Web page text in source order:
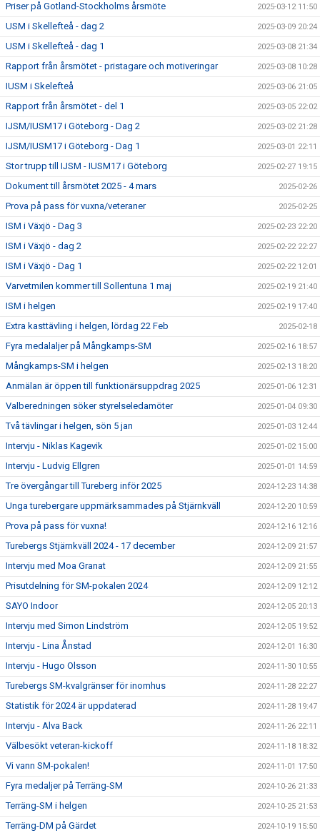
Priser på Gotland-Stockholms årsmöte 2025-03-12 11:50
USM i Skellefteå - dag 2 2025-03-09 20:24
USM i Skellefteå - dag 1 2025-03-08 21:34
Rapport från årsmötet - pristagare och motiveringar 2025-03-08 10:28
IUSM i Skelefteå 2025-03-06 21:05
Rapport från årsmötet - del 1 2025-03-05 22:02
IJSM/IUSM17 i Göteborg - Dag 2 2025-03-02 21:28
IJSM/IUSM17 i Göteborg - Dag 1 2025-03-01 22:11
Stor trupp till IJSM - IUSM17 i Göteborg 2025-02-27 19:15
Dokument till årsmötet 2025 - 4 mars 2025-02-26
Prova på pass för vuxna/veteraner 2025-02-25
ISM i Växjö - Dag 3 2025-02-23 22:20
ISM i Växjö - dag 2 2025-02-22 22:27
ISM i Växjö - Dag 1 2025-02-22 12:01
Varvetmilen kommer till Sollentuna 1 maj 2025-02-19 21:40
ISM i helgen 2025-02-19 17:40
Extra kasttävling i helgen, lördag 22 Feb 2025-02-18
Fyra medalaljer på Mångkamps-SM 2025-02-16 18:57
Mångkamps-SM i helgen 2025-02-13 18:20
Anmälan är öppen till funktionärsuppdrag 2025 2025-01-06 12:31
Valberedningen söker styrelseledamöter 2025-01-04 09:30
Två tävlingar i helgen, sön 5 jan 2025-01-03 12:44
Intervju - Niklas Kagevik 2025-01-02 15:00
Intervju - Ludvig Ellgren 2025-01-01 14:59
Tre övergångar till Tureberg inför 2025 2024-12-23 14:38
Unga turebergare uppmärksammades på Stjärnkväll 2024-12-20 10:59
Prova på pass för vuxna! 2024-12-16 12:16
Turebergs Stjärnkväll 2024 - 17 december 2024-12-09 21:57
Intervju med Moa Granat 2024-12-09 21:55
Prisutdelning för SM-pokalen 2024 2024-12-09 12:12
SAYO Indoor 2024-12-05 20:13
Intervju med Simon Lindström 2024-12-05 19:52
Intervju - Lina Ånstad 2024-12-01 16:30
Intervju - Hugo Olsson 2024-11-30 10:55
Turebergs SM-kvalgränser för inomhus 2024-11-28 22:27
Statistik för 2024 är uppdaterad 2024-11-28 19:47
Intervju - Alva Back 2024-11-26 22:11
Välbesökt veteran-kickoff 2024-11-18 18:32
Vi vann SM-pokalen! 2024-11-01 17:50
Fyra medaljer på Terräng-SM 2024-10-26 21:33
Terräng-SM i helgen 2024-10-25 21:53
Terräng-DM på Gärdet 2024-10-19 15:50